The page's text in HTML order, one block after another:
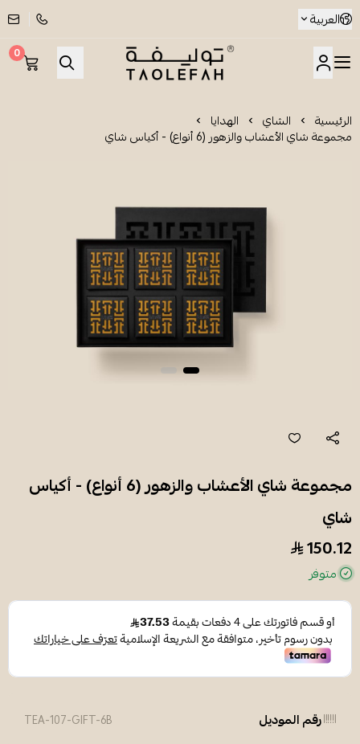
العربية
شاي توليفة
0
الرئيسية الشاي الهدايا
مجموعة شاي الأعشاب والزهور (6 أنواع) - أكياس شاي
مجموعة شاي الأعشاب والزهور (6 أنواع) - أكياس
شاي
150.12
متوفر
رقم الموديل TEA-107-GIFT-6B